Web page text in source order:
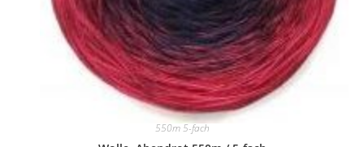
550m 5-fach